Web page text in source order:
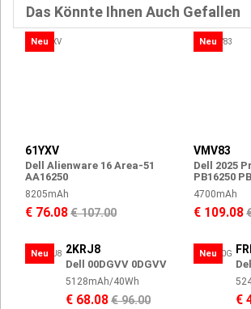
Das Könnte Ihnen Auch Gefallen
Neu
61YXV
Dell Alienware 16 Area-51
AA16250
8205mAh
€ 76.08€ 107.00
Neu
VMV83
Dell 2025
PB16250
4700mAh
€ 109.08
Neu 2KRJ8
Dell 00DGVV 0DGVV
5128mAh/40Wh
€ 68.08€ 96.00
Neu
€